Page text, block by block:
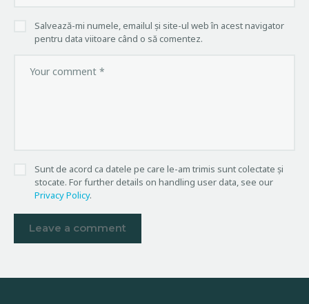
Salvează-mi numele, emailul și site-ul web în acest navigator
pentru data viitoare când o să comentez.
Sunt de acord ca datele pe care le-am trimis sunt colectate și
stocate. For further details on handling user data, see our
Privacy Policy.